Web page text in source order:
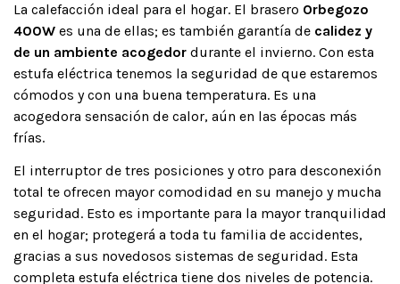
La calefacción ideal para el hogar. El brasero Orbegozo
400W es una de ellas; es también garantía de calidez y
de un ambiente acogedor durante el invierno. Con esta
estufa eléctrica tenemos la seguridad de que estaremos
cómodos y con una buena temperatura. Es una
acogedora sensación de calor, aún en las épocas más
frías.
El interruptor de tres posiciones y otro para desconexión
total te ofrecen mayor comodidad en su manejo y mucha
seguridad. Esto es importante para la mayor tranquilidad
en el hogar; protegerá a toda tu familia de accidentes,
gracias a sus novedosos sistemas de seguridad. Esta
completa estufa eléctrica tiene dos niveles de potencia.